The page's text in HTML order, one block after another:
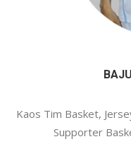
Kaos Tim Basket,
Supporter